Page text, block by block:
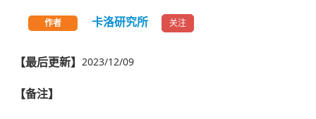
作者 卡洛研究所 关注
【最后更新】 2023/12/09
【备注】